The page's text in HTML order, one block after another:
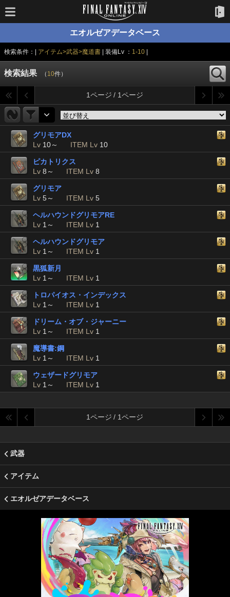
エオルゼアデータベース
検索条件：| アイテム>武器>魔道書 | 装備Lv ： 1-10|
検索結果 （ 10件）
1ページ / 1ページ
グリモアDX
Lv 10～ ITEM Lv 10
ピカトリクス
Lv 8～ ITEM Lv 8
グリモア
Lv 5～ ITEM Lv 5
ヘルハウンドグリモアRE
Lv 1～ ITEM Lv 1
ヘルハウンドグリモア
Lv 1～ ITEM Lv 1
黒狐新月
Lv 1～ ITEM Lv 1
トロパイオス・インデックス
Lv 1～ ITEM Lv 1
ドリーム・オブ・ジャーニー
Lv 1～ ITEM Lv 1
魔導書:鋼
Lv 1～ ITEM Lv 1
ウェザードグリモア
Lv 1～ ITEM Lv 1
1ページ / 1ページ
武器
アイテム
エオルゼアデータベース